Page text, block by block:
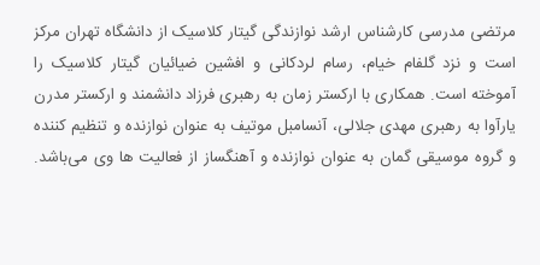
مرتضی مدرسی کارشناس ارشد نوازندگی گیتار کلاسیک از دانشگاه تهران مرکز
است و نزد گلفام خیام، رسام لردکانی و افشین ضیائیان گیتار کلاسیک را
آموخته است. همکاری با ارکستر زمان به رهبری فرزاد دانشمند و ارکستر مدرن
یارآوا به رهبری مهدی جلالی، آنسامبل موتیف به عنوان نوازنده و تنظیم کننده
و گروه موسیقی گمان به عنوان نوازنده و آهنگساز از فعالیت ها وی می‌باشد.